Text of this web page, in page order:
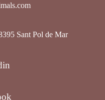
Sant Pol de Mar